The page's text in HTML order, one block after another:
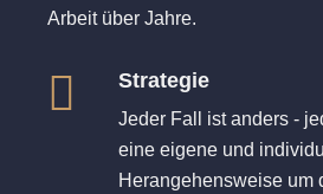
Arbeit über Jahre.
Strategie
Jeder Fall ist anders -
eine eigene und
Herangehensweise um